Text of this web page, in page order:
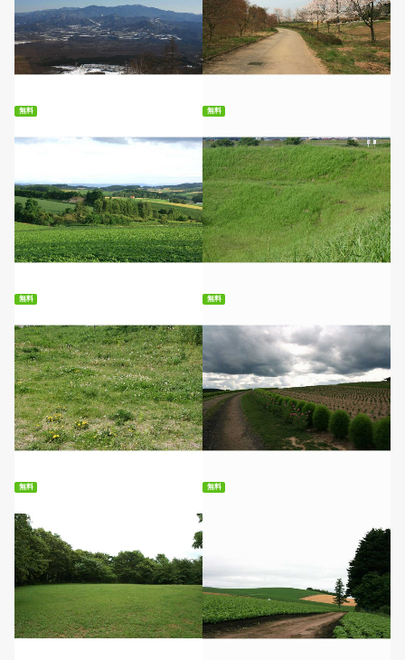
無料ダウンロード 無料ダウンロード
無料
無料ダウンロード
無料
無料ダウンロード
無料
無料ダウンロード
無料
無料ダウンロード
無料
無料ダウンロード
無料
無料ダウンロード